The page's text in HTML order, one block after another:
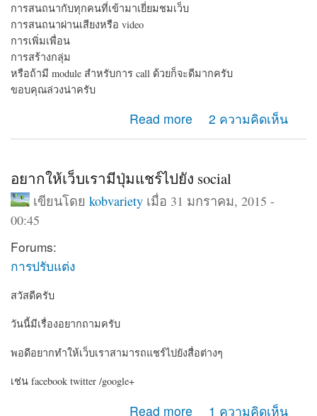
การสนถนากับทุกคนที่เข้ามาเยี่ยมชมเว็บ
การสนถนาผ่านเสียงหรือ video
การเพิ่มเพื่อน
การสร้างกลุ่ม
หรือถ้ามี module สำหรับการ call ด้วยก็จะดีมากครับ
ขอบคุณล่วงน่าครับ
Read more 2 ความคิดเห็น
อยากให้เว็บเรามีปุ่มแชร์ไปยัง social
เขียนโดย kobvarietyเมื่อ 31 มกราคม, 2015 -
00:45
Forums:
การปรับแต่ง
สวัสดีครับ
วันนี้มีเรื่องอยากถามครับ
พอดีอยากทำให้เว็บเราสามารถแชร์ไปยังสื่อต่างๆ
เช่น facebook twitter /google+
Read more
about อยากให้เว็บเรามีปุ่มแชร์ไปยัง social1 ความคิดเห็น